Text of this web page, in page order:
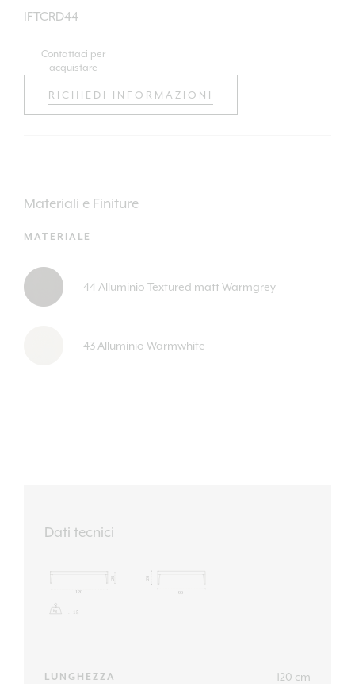
IFTCRD44
Contattaci per
acquistare
RICHIEDI INFORMAZIONI
Materiali e Finiture
MATERIALE
44 Alluminio Textured matt Warmgrey
43 Alluminio Warmwhite
Dati tecnici
LUNGHEZZA 120 cm